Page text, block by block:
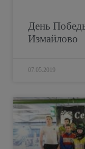
День
Измайлово
07.05.2019